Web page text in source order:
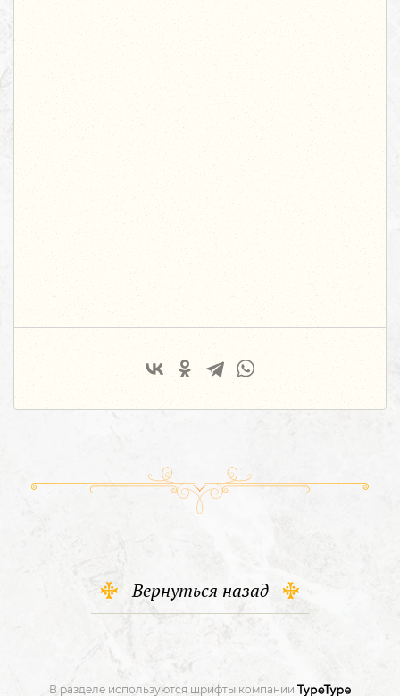
Вернуться назад
В разделе используются шрифты компании